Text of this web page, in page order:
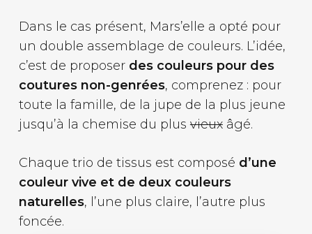
Dans le cas présent, Mars’elle a opté pour
un double assemblage de couleurs. L’idée,
c’est de proposer des couleurs pour des
coutures non-genrées, comprenez : pour
toute la famille, de la jupe de la plus jeune
jusqu’à la chemise du plusvieuxâgé.
Chaque trio de tissus est composé d’une
couleur vive et de deux couleurs
naturelles, l’une plus claire, l’autre plus
foncée.